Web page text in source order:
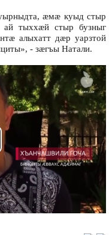
æмæ куыд стыр
тыххæй стыр бузныг
алыхатт дæр уарзтой
- зæгъы Натали.